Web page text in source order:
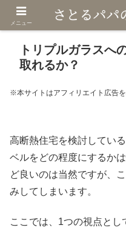
トリプルガラスへ
取れるか？
※本サイトはアフィリエイト広告
高断熱住宅を検討してい
ベルをどの程度にするか
ど良いのは当然ですが、
みしてしまいます。
ここでは、1つの視点とし
メニュー